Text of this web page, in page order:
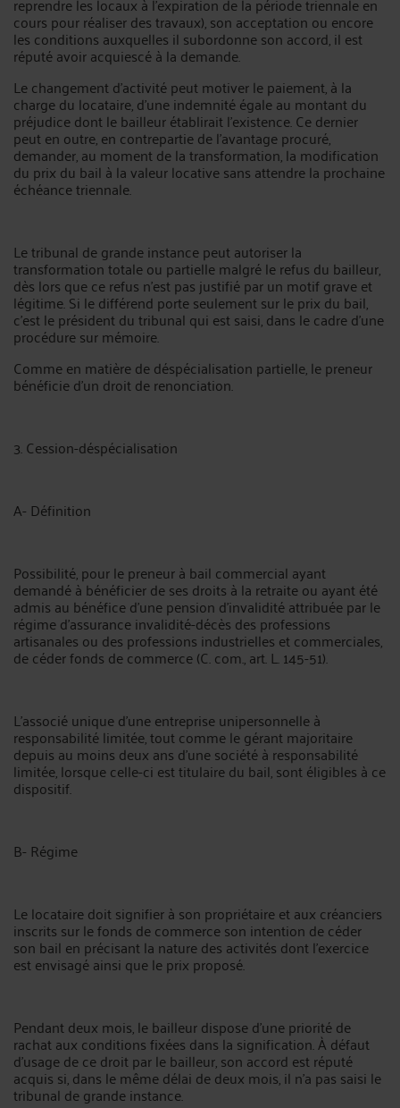
cours pour réaliser des travaux), son acceptation ou encore
les conditions auxquelles il subordonne son accord, il est
réputé avoir acquiescé à la demande.
Le changement d’activité peut motiver le paiement, à la
charge du locataire, d’une indemnité égale au montant du
préjudice dont le bailleur établirait l’existence. Ce dernier
peut en outre, en contrepartie de l’avantage procuré,
demander, au moment de la transformation, la modification
du prix du bail à la valeur locative sans attendre la prochaine
échéance triennale.
Le tribunal de grande instance peut autoriser la
transformation totale ou partielle malgré le refus du bailleur,
dès lors que ce refus n’est pas justifié par un motif grave et
légitime. Si le différend porte seulement sur le prix du bail,
c’est le président du tribunal qui est saisi, dans le cadre d’une
procédure sur mémoire.
Comme en matière de déspécialisation partielle, le preneur
bénéficie d’un droit de renonciation.
3. Cession-déspécialisation
A- Définition
Possibilité, pour le preneur à bail commercial ayant
demandé à bénéficier de ses droits à la retraite ou ayant été
admis au bénéfice d’une pension d’invalidité attribuée par le
régime d’assurance invalidité-décès des professions
artisanales ou des professions industrielles et commerciales,
de céder fonds de commerce (C. com., art. L. 145-51).
L’associé unique d’une entreprise unipersonnelle à
responsabilité limitée, tout comme le gérant majoritaire
depuis au moins deux ans d’une société à responsabilité
limitée, lorsque celle-ci est titulaire du bail, sont éligibles à ce
dispositif.
B- Régime
Le locataire doit signifier à son propriétaire et aux créanciers
inscrits sur le fonds de commerce son intention de céder
son bail en précisant la nature des activités dont l’exercice
est envisagé ainsi que le prix proposé.
Pendant deux mois, le bailleur dispose d’une priorité de
rachat aux conditions fixées dans la signification. À défaut
d’usage de ce droit par le bailleur, son accord est réputé
acquis si, dans le même délai de deux mois, il n’a pas saisi le
tribunal de grande instance.